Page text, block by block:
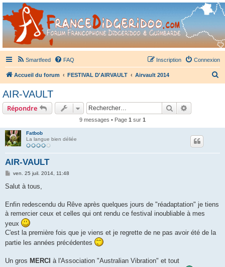
France Didgeridoo
Didgeridoo et Guimbarde sur France Didgeridoo - retrouvez la communauté.
Smartfeed FAQ Connexion
Inscription
Accueil du forum FESTIVAL D'AIRVAULT Airvault 2014
AIR-VAULT
Répondre Rechercher
9 messages • Page 1 sur 1
Fatbob
La langue bien déliée
AIR-VAULT
M
s
g
ven. 25 juil. 2014, 11:48
Salut à tous,
Enfin redescendu du Rêve après quelques jours de "réadaptation" je tiens
à remercier ceux et celles qui ont rendu ce festival inoubliable à mes
yeux
C'est la première fois que je viens et je regrette de ne pas avoir été de la
partie les années précédentes
Un gros MERCI à l'Association "Australian Vibration" et tout